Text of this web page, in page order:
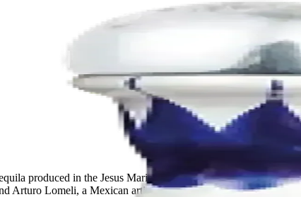
produced in the Jesus Maria Region of Arandas, Jalisco,
Arturo Lomeli, a Mexican artist.